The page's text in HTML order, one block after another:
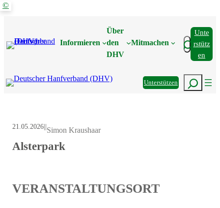
Zum
Informieren
Über
den
DHV
Mitmachen Suchen
Unte
Rstütz
En
UnterstützenSuchen
©
21.05.2026||Simon Kraushaar
Alsterpark
VERANSTALTUNGSORT